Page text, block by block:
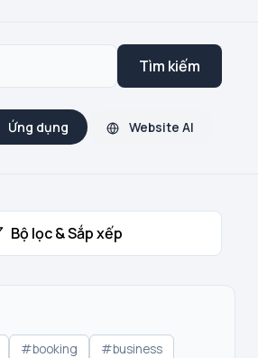
Tìm kiếm
Ứng dụng Website AI
Bộ lọc & Sắp xếp
#booking
#business